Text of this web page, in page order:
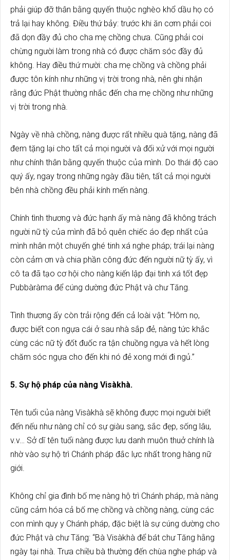
phải giúp đỡ thân bằng quyến thuộc nghèo khổ dầu họ có
trả lại hay không. Điều thứ bảy: trước khi ăn cơm phải coi
đã dọn đầy đủ cho cha mẹ chồng chưa. Cũng phải coi
chừng người làm trong nhà có được chăm sóc đầy đủ
không. Hay điều thứ mười: cha mẹ chồng và chồng phải
được tôn kính như những vị trời trong nhà, nên ghi nhận
rằng đức Phật thường nhắc đến cha mẹ chồng như những
vị trời trong nhà.
Ngày về nhà chồng, nàng được rất nhiều quà tặng, nàng đã
đem tặng lại cho tất cả mọi người và đối xử với mọi người
như chính thân bằng quyến thuộc của mình. Do thái độ cao
quý ấy, ngay trong những ngày đầu tiên, tất cả mọi người
bên nhà chồng đều phải kính mến nàng.
Chính tình thương và đức hạnh ấy mà nàng đã không trách
người nữ tỳ của mình đã bỏ quên chiếc áo đẹp nhất của
mình nhân một chuyến ghé tinh xá nghe pháp; trái lại nàng
còn cảm ơn và chia phần công đức đến người nữ tỳ ấy, vì
cô ta đã tạo cơ hội cho nàng kiến lập đại tinh xá tốt đẹp
Pubbàràma để cúng dường đức Phật và chư Tăng.
Tình thương ấy còn trải rộng đến cả loài vật: “Hôm nọ,
được biết con ngựa cái ở sau nhà sắp đẻ, nàng tức khắc
cùng các nữ tỳ đốt đuốc ra tận chuồng ngựa và hết lòng
chăm sóc ngựa cho đến khi nó đẻ xong mới đi ngủ.”
5. Sự hộ pháp của nàng Visàkhà.
Tên tuổi của nàng Visàkhà sẽ không được mọi người biết
đến nếu như nàng chỉ có sự giàu sang, sắc đẹp, sống lâu,
v.v… Sở dĩ tên tuổi nàng được lưu danh muôn thuở chính là
nhờ vào sự hộ trì Chánh pháp đắc lực nhất trong hàng nữ
giới.
Không chỉ gia đình bố mẹ nàng hộ trì Chánh pháp, mà nàng
cũng cảm hóa cả bố mẹ chồng và chồng nàng, cùng các
con mình quy y Chánh pháp, đặc biệt là sự cúng dường cho
đức Phật và chư Tăng: “Bà Visàkhà để bát chư Tăng hằng
ngày tại nhà. Trưa chiều bà thường đến chùa nghe pháp và